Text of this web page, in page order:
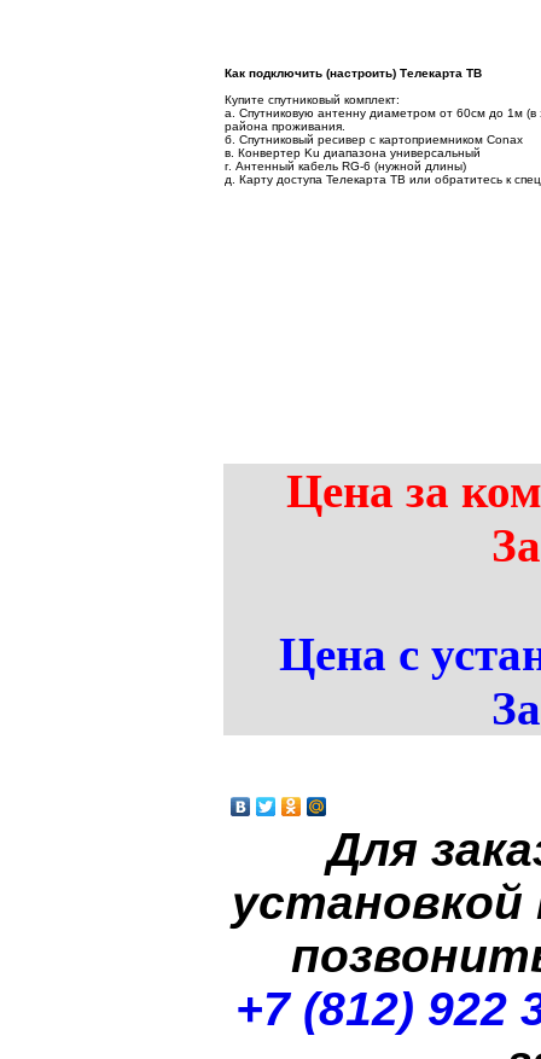
Как подключить (настроить) Телекарта ТВ
Купите спутниковый комплект:
а. Спутниковую антенну диаметром от 60см до 1м (в
района проживания.
б. Спутниковый ресивер с картоприемником Conax
в. Конвертер Ku диапазона универсальный
г. Антенный кабель RG-6 (нужной длины)
д. Карту доступа Телекарта ТВ или обратитесь к
Цена за
Цена с
Для
+7 (812) 922